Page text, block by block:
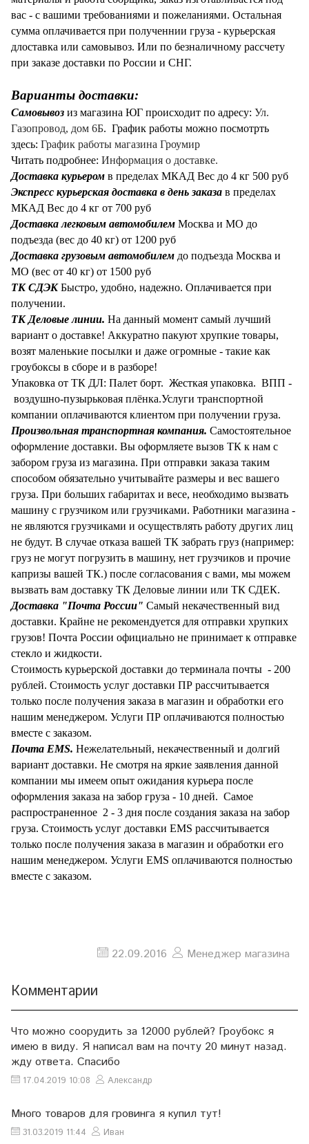
вас - с вашими требованиями и пожеланиями. Остальная
сумма оплачивается при полученнии груза - курьерская
длоставка или самовывоз. Или по безналичному рассчету
при заказе доставки по России и СНГ.
Варианты доставки:
Самовывоз из магазина ЮГ происходит по адресу: Ул.
Газопровод, дом 6Б. График работы можно посмотрть
здесь: График работы магазина Гроумир
Читать подробнее: Информация о доставке.
Доставка курьером в пределах МКАД Вес до 4 кг 500 руб
Экспресс курьерская доставка в день заказа в пределах
МКАД Вес до 4 кг от 700 руб
Доставка легковым автомобилем Москва и МО до
подъезда (вес до 40 кг) от 1200 руб
Доставка грузовым автомобилем до подъезда Москва и
МО (вес от 40 кг) от 1500 руб
ТК СДЭКБыстро, удобно, надежно. Оплачивается при
получении.
ТК Деловые линии. На данный момент самый лучший
вариант о доставке! Аккуратно пакуют хрупкие товары,
возят маленькие посылки и даже огромные - такие как
гроубоксы в сборе и в разборе!
Упаковка от ТК ДЛ: Палет борт. Жесткая упаковка. ВПП -
воздушно-пузырьковая плёнка.Услуги транспортной
компании оплачиваются клиентом при получении груза.
Произвольная транспортная компания. Самостоятельное
оформление доставки. Вы оформляете вызов ТК к нам с
забором груза из магазина. При отправки заказа таким
способом обязательно учитывайте размеры и вес вашего
груза. При больших габаритах и весе, необходимо вызвать
машину с грузчиком или грузчиками. Работники магазина -
не являются грузчиками и осуществлять работу других лиц
не будут. В случае отказа вашей ТК забрать груз (например:
груз не могут погрузить в машину, нет грузчиков и прочие
капризы вашей ТК.) после согласования с вами, мы можем
вызвать вам доставку ТК Деловые линии или ТК СДЕК.
Доставка "Почта России" Самый некачественный вид
доставки. Крайне не рекомендуется для отправки хрупких
грузов! Почта России официально не принимает к отправке
стекло и жидкости.
Стоимость курьерской доставки до терминала почты - 200
рублей. Стоимость услуг доставки ПР рассчитывается
только после получения заказа в магазин и обработки его
нашим менеджером. Услуги ПР оплачиваются полностью
вместе с заказом.
Почта EMS. Нежелательный, некачественный и долгий
вариант доставки. Не смотря на яркие заявления данной
компании мы имеем опыт ожидания курьера после
оформления заказа на забор груза - 10 дней. Самое
распространенное 2 - 3 дня после создания заказа на забор
груза. Стоимость услуг доставки EMS рассчитывается
только после получения заказа в магазин и обработки его
нашим менеджером. Услуги EMS оплачиваются полностью
вместе с заказом.
22.09.2016 Менеджер магазина
Комментарии
Что можно соорудить за 12000 рублей? Гроубокс я
имею в виду. Я написал вам на почту 20 минут назад.
жду ответа. Спасибо
17.04.2019 10:08 Александр
Много товаров для гровинга я купил тут!
31.03.2019 11:44 Иван